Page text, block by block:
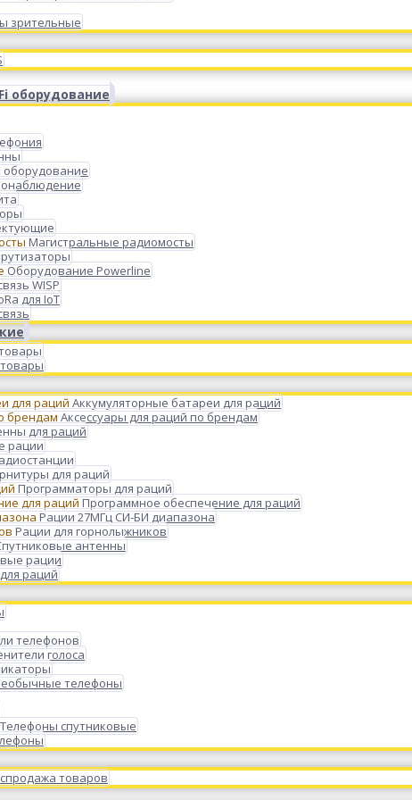
зрительные
оборудование
оборудование
Магистральные радиомосты
Оборудование Powerline
WISP
для IoT
Аккумуляторные батареи для раций
Аксессуары для раций по брендам
для раций
рации
для раций
Программаторы для раций
Программное обеспечение для раций
Рации 27МГц СИ-БИ диапазона
Рации для горнолыжников
антенны
рации
раций
телефонов
голоса
телефоны
Телефоны спутниковые
товаров